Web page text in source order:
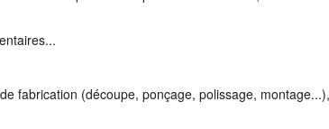
fabrication (découpe, ponçage, polissage,